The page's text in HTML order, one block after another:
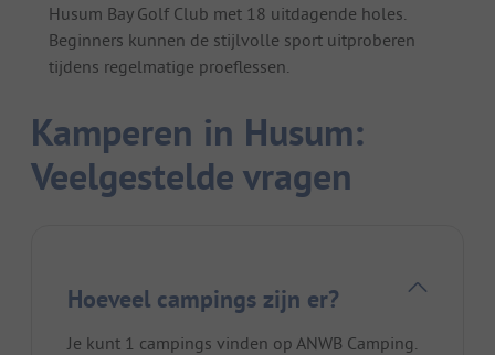
Husum Bay Golf Club met 18 uitdagende holes.
Beginners kunnen de stijlvolle sport uitproberen
tijdens regelmatige proeflessen.
Kamperen in Husum:
Veelgestelde vragen
Hoeveel campings zijn er?
Je kunt 1 campings vinden op ANWB Camping.